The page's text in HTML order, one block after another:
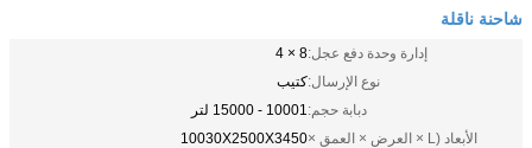
شاحنة ناقلة
إدارة وحدة دفع عجل:8 × 4
نوع الإرسال:كتيب
دبابة حجم:10001 - 15000 لتر
الأبعاد (L × العرض × العمق ×10030X2500X3450